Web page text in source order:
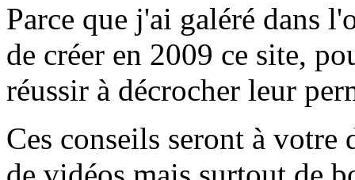
Parce que j'ai galéré dans
de créer en 2009 ce site,
réussir à décrocher leur
Ces conseils seront à